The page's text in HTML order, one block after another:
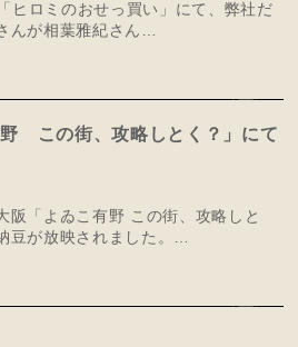
ヒロミのおせっ買い」にて、弊社だ
んが相葉雅紀さん…
この街、攻略しとく？」にて
阪「よゐこ有野 この街、攻略しと
豆が放映されました。…